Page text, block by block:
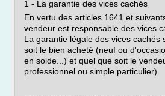
1 - La garantie des vices cachés
En vertu des articles 1641 et
vendeur est responsable des vices
La garantie légale des vices cachés
soit le bien acheté (neuf ou
en solde...) et quel que soit le
professionnel ou simple particulier).